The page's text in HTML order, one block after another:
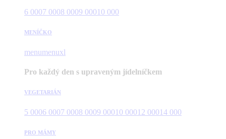
6 0007 0008 0009 00010 000
MENÍČKO
menumenuxl
Pro každý den s upraveným jídelníčkem
VEGETARIÁN
5 0006 0007 0008 0009 00010 00012 00014 000
PRO MÁMY